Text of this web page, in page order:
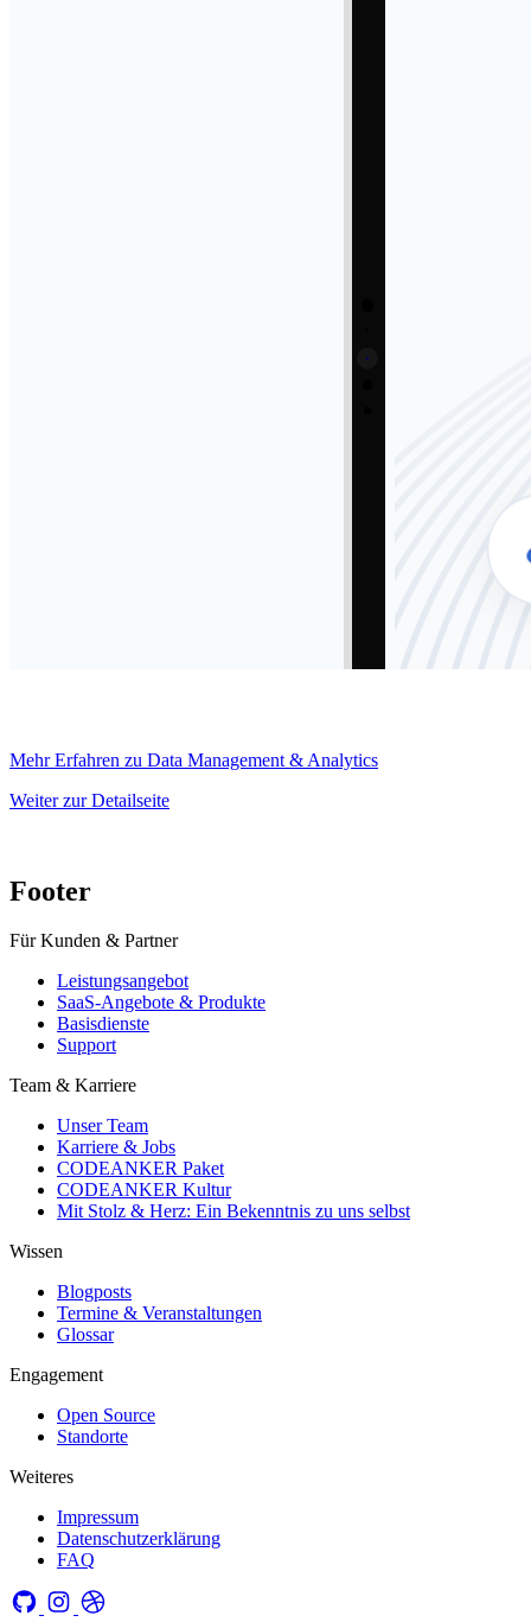
Mehr Erfahren zu Data Management & Analytics
Weiter zur Detailseite
Footer
Für Kunden & Partner
Leistungsangebot
SaaS-Angebote & Produkte
Basisdienste
Support
Team & Karriere
Unser Team
Karriere & Jobs
CODEANKER Paket
CODEANKER Kultur
Mit Stolz & Herz: Ein Bekenntnis zu uns selbst
Wissen
Blogposts
Termine & Veranstaltungen
Glossar
Engagement
Open Source
Standorte
Weiteres
Impressum
Datenschutzerklärung
FAQ